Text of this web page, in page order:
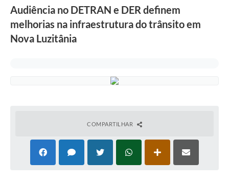
Ouvidoria
Contato
Carta de Serviços
Audiência no DETRAN e DER definem
melhorias na infraestrutura do trânsito em
Nova Luzitânia
COMPARTILHAR